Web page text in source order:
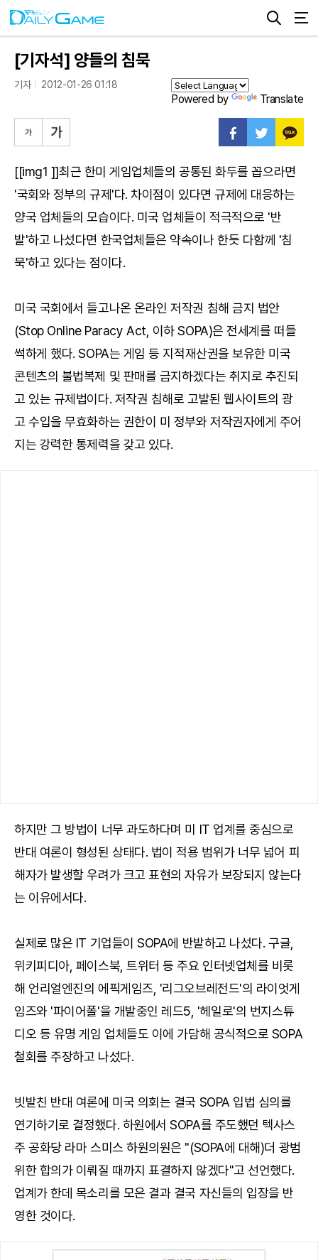
[기자석] 양들의 침묵
기자 2012-01-26 01:18
Powered by Translate
[[img1 ]]최근 한미 게임업체들의 공통된 화두를 꼽으라면
'국회와 정부의 규제'다. 차이점이 있다면 규제에 대응하는
양국 업체들의 모습이다. 미국 업체들이 적극적으로 '반
발'하고 나섰다면 한국업체들은 약속이나 한듯 다함께 '침
묵'하고 있다는 점이다.
미국 국회에서 들고나온 온라인 저작권 침해 금지 법안
(Stop Online Paracy Act, 이하 SOPA)은 전세계를 떠들
썩하게 했다. SOPA는 게임 등 지적재산권을 보유한 미국
콘텐츠의 불법복제 및 판매를 금지하겠다는 취지로 추진되
고 있는 규제법이다. 저작권 침해로 고발된 웹사이트의 광
고 수입을 무효화하는 권한이 미 정부와 저작권자에게 주어
지는 강력한 통제력을 갖고 있다.
하지만 그 방법이 너무 과도하다며 미 IT 업계를 중심으로
반대 여론이 형성된 상태다. 법이 적용 범위가 너무 넓어 피
해자가 발생할 우려가 크고 표현의 자유가 보장되지 않는다
는 이유에서다.
실제로 많은 IT 기업들이 SOPA에 반발하고 나섰다. 구글,
위키피디아, 페이스북, 트위터 등 주요 인터넷업체를 비롯
해 언리얼엔진의 에픽게임즈, '리그오브레전드'의 라이엇게
임즈와 '파이어폴'을 개발중인 레드5, '헤일로'의 번지스튜
디오 등 유명 게임 업체들도 이에 가담해 공식적으로 SOPA
철회를 주장하고 나섰다.
빗발친 반대 여론에 미국 의회는 결국 SOPA 입법 심의를
연기하기로 결정했다. 하원에서 SOPA를 주도했던 텍사스
주 공화당 라마 스미스 하원의원은 "(SOPA에 대해)더 광범
위한 합의가 이뤄질 때까지 표결하지 않겠다"고 선언했다.
업계가 한데 목소리를 모은 결과 결국 자신들의 입장을 반
영한 것이다.